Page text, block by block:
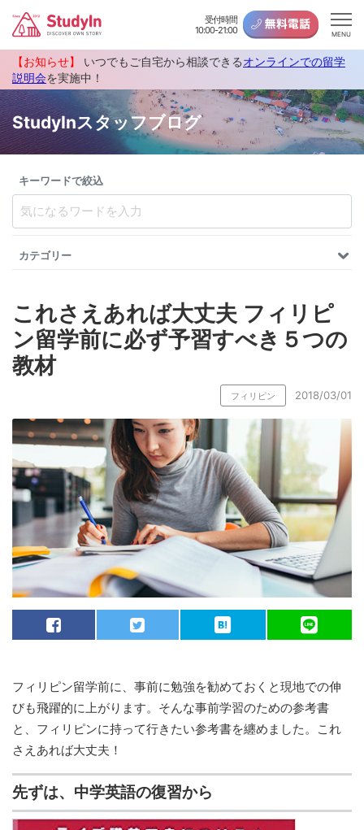
受付時間
10:00-21:00
MENU
【お知らせ】 いつでもご自宅から相談できるオンラインでの留学
説明会を実施中！
StudyInスタッフブログ
キーワードで絞込
カテゴリー
これさえあれば大丈夫 フィリピ
ン留学前に必ず予習すべき５つの
教材
フィリピン 2018/03/01
フィリピン留学前に、事前に勉強を勧めておくと現地での伸
びも飛躍的に上がります。そんな事前学習のための参考書
と、フィリピンに持って行きたい参考書を纏めました。これ
さえあれば大丈夫！
先ずは、中学英語の復習から